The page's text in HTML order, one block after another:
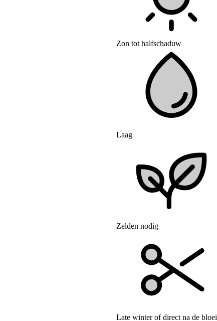
Zon tot halfschaduw
Laag
Zelden nodig
Late winter of direct na de bloei